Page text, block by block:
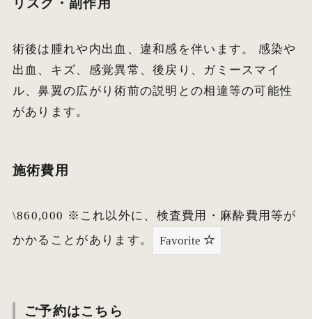
リスク・副作用
術後は腫れや内出血、違和感を伴います。 感染や
出血、キズ、感覚異常、後戻り、ガミースマイ
ル、鼻翼の広がり術前の説明との相違等の可能性
があります。
施術費用
\860,000 ※これ以外に、検査費用・麻酔費用等が
かかることがあります。
Favorite
ご予約はこちら